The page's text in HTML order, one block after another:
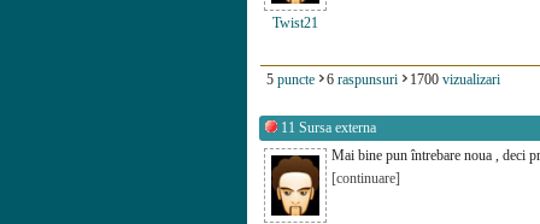
Twist21
5 puncte 6 raspunsuri 1700 vizualizari
11 Sursa externa
Mai bine pun întrebare noua , deci
[continuare]